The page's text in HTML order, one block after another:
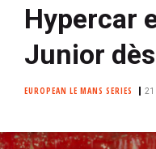
p
Hypercar
Junior
EUROPEAN LE MANS SERIES 21